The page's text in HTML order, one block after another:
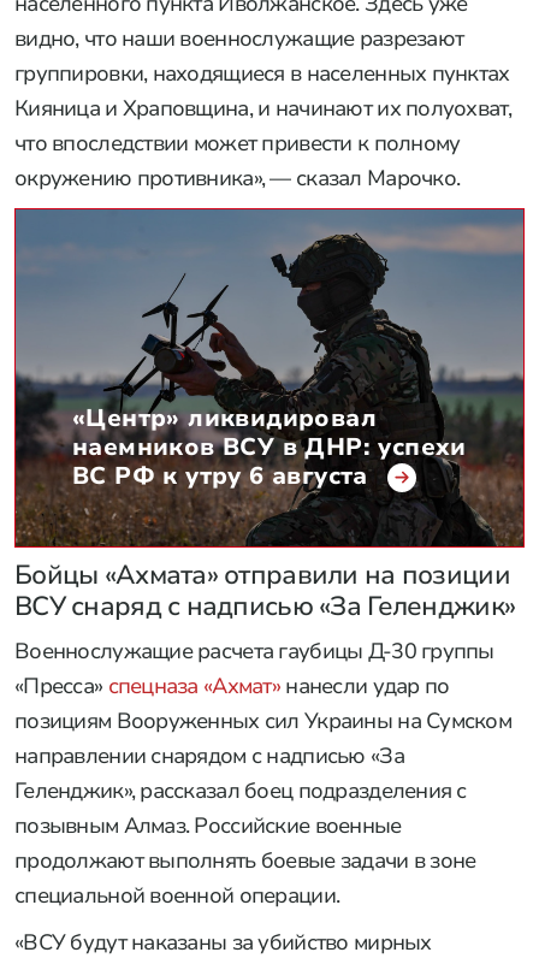
«Продолжается движение наших войск и зачистка
лесистой местности юго-восточнее и юго-западнее
населенного пункта Иволжанское. Здесь уже
видно, что наши военнослужащие разрезают
группировки, находящиеся в населенных пунктах
Кияница и Храповщина, и начинают их полуохват,
что впоследствии может привести к полному
окружению противника», — сказал Марочко.
«Центр» ликвидировал
наемников ВСУ в ДНР: успехи
ВС РФ к утру 6 августа